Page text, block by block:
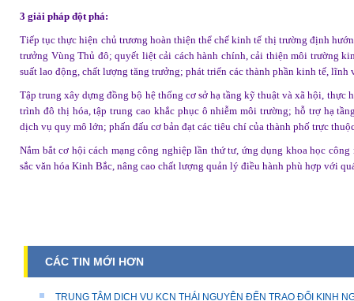
3 giải pháp đột phá:
Tiếp tục thực hiện chủ trương hoàn thiện thể chế kinh tế thị trường định
trưởng Vùng Thủ đô; quyết liệt cải cách hành chính, cải thiện môi trường
suất lao động, chất lượng tăng trưởng; phát triển các thành phần kinh tế, lĩnh
Tập trung xây dựng đồng bộ hệ thống cơ sở hạ tầng kỹ thuật và xã hội,
trình đô thị hóa, tập trung cao khắc phục ô nhiễm môi trường; hỗ trợ hạ
dịch vụ quy mô lớn; phấn đấu cơ bản đạt các tiêu chí của thành phố trực
Nắm bắt cơ hội cách mạng công nghiệp lần thứ tư, ứng dụng khoa học
sắc văn hóa Kinh Bắc, nâng cao chất lượng quản lý điều hành phù hợp với
CÁC TIN MỚI HƠN
TRUNG TÂM DỊCH VỤ KCN THÁI NGUYÊN ĐẾN TRAO ĐỔI KINH